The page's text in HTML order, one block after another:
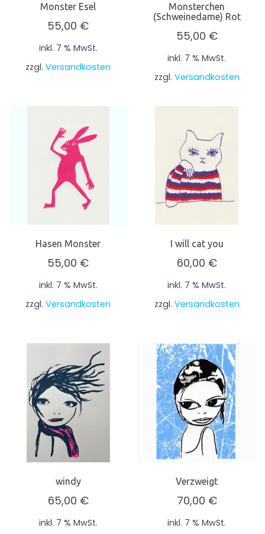
Monster Esel
55,00 €
inkl. 7 % MwSt.
zzgl.Versandkosten
Monsterchen
(Schweinedame) Rot
55,00 €
inkl. 7 % MwSt.
zzgl. Versandkosten
Hasen Monster
55,00 €
inkl. 7 % MwSt.
zzgl.Versandkosten
I will cat you
60,00 €
inkl. 7 % MwSt.
zzgl. Versandkosten
windy
65,00 €
inkl. 7 % MwSt.
Verzweigt
70,00 €
inkl. 7 % MwSt.